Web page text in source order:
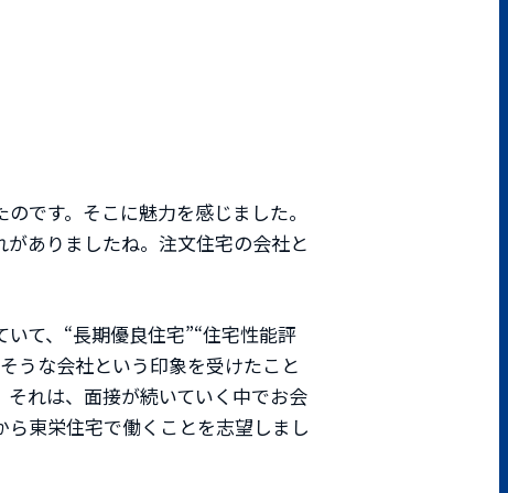
です。そこに魅力を感じました。
ありましたね。注文住宅の会社と
て、“長期優良住宅”“住宅性能評
うな会社という印象を受けたこと
れは、面接が続いていく中でお会
東栄住宅で働くことを志望しまし